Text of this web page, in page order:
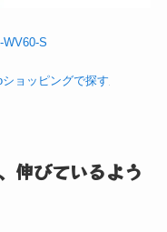
S
ショッピングで探す
伸びているよう